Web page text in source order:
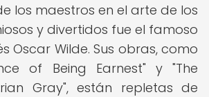
los maestros en el arte de los
y divertidos fue el famoso
Oscar Wilde. Sus obras, como
of Being Earnest" y "The
Gray", están repletas de